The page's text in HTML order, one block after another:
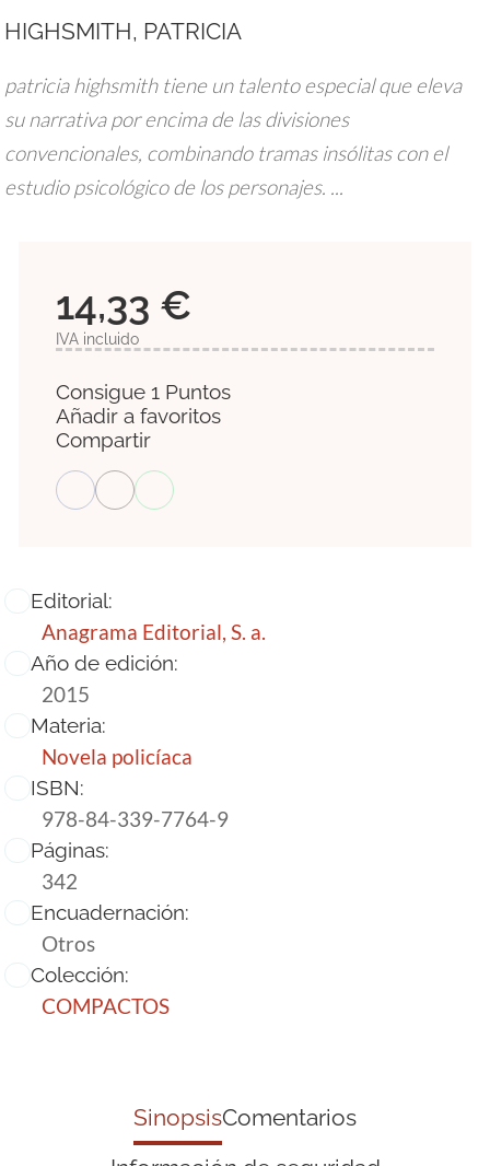
HIGHSMITH, PATRICIA
patricia highsmith tiene un talento especial que eleva
su narrativa por encima de las divisiones
convencionales, combinando tramas insólitas con el
estudio psicológico de los personajes. ...
Editorial:
Anagrama Editorial, S. a.
Año de edición:
2015
Materia:
Novela policíaca
ISBN:
978-84-339-7764-9
Páginas:
342
Encuadernación:
Otros
Colección:
COMPACTOS
14,33 €
IVA incluido
Consigue 1 Puntos
Añadir a favoritos
Compartir
SinopsisComentarios